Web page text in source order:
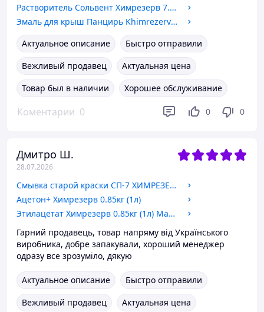
Растворитель Сольвент Химрезерв 7.5кг (тара 10л)
Эмаль для крыш Панцирь KhimrezervPRO 11кг цвета в ассортименте
Актуальное описание
Быстро отправили
Вежливый продавец
Актуальная цена
Товар был в наличии
Хорошее обслуживание
Коментарии 0 0 0
Дмитро Ш.
28.07.2026
Смывка старой краски СП-7 ХИМРЕЗЕРВ 0.55кг (0.5л)
Ацетон+ Химрезерв 0.85кг (1л)
Этилацетат Химрезерв 0.85кг (1л) Марка А
Гарний продавець, товар напряму від Українського
виробника, добре запакували, хороший менеджер
одразу все зрозуміло, дякую
Актуальное описание
Быстро отправили
Вежливый продавец
Актуальная цена